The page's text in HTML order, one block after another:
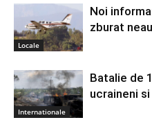
Locale
Noi
zburat
Internationale
Batalie de
ucraineni